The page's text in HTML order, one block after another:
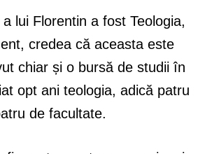
lui Florentin a fost Teologia,
credea că aceasta este
chiar și o bursă de studii în
opt ani teologia, adică patru
de facultate.